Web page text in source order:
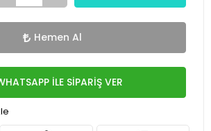
Hemen Al
İLE SİPARİŞ VER